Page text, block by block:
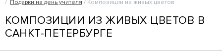
Подарки на день учителя
Композиции из живых цветов
КОМПОЗИЦИИ ИЗ ЖИВЫХ ЦВЕТОВ В
САНКТ-ПЕТЕРБУРГЕ